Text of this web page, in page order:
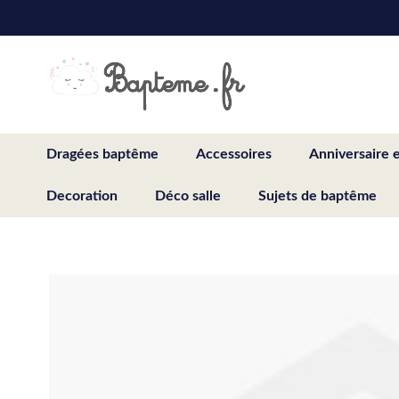
to
Dragées baptême Accessoires Anniversaire
Decoration Déco salle Sujets de baptême